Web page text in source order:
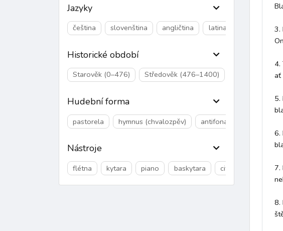
Jazyky
čeština slovenština angličtina latina
Historické období
Starověk (0–476) Středověk (476–1400) Renesance
Hudební forma
pastorela hymnus (chvalozpěv) antifona
Nástroje
flétna kytara piano baskytara citera varhany
3.
4.
ať
5.
6.
7.
8.